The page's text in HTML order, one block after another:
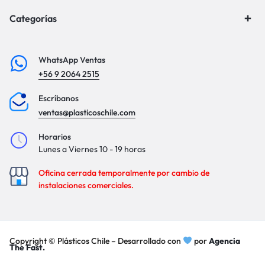
Categorías
WhatsApp Ventas
+56 9 2064 2515
Escríbanos
ventas@plasticoschile.com
Horarios
Lunes a Viernes 10 - 19 horas
Oficina cerrada temporalmente por cambio de
instalaciones comerciales.
Copyright © Plásticos Chile – Desarrollado con porAgencia
The Fast.